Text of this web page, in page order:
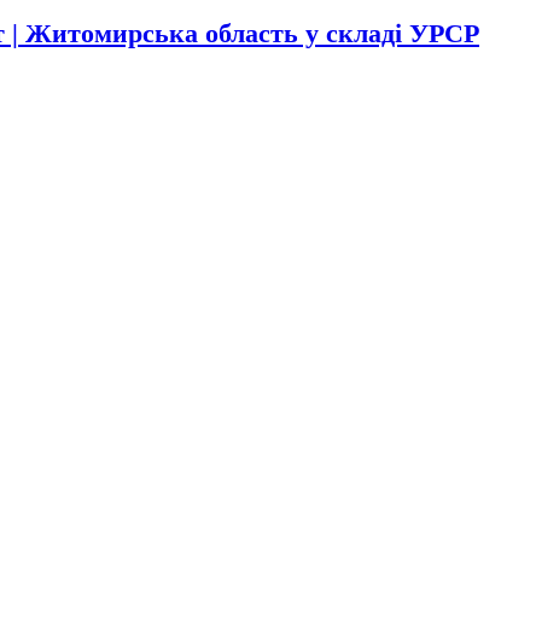
| Житомирська область у складі УРСР